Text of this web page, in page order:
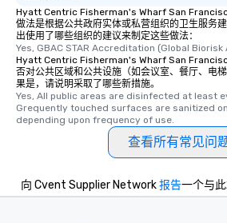
Hyatt Centric Fisherman's Wharf San
做法是根据公共政府实体或私营组织的卫生服务
出使用了哪些组织的建议来制定这些做法：
Yes, GBAC STAR Accreditation (Global
Hyatt Centric Fisherman's Wharf San
否对公共区域和公共设施（如会议室、餐厅、电
果是，请说明采取了哪些新措施。
Yes, All public areas are disinfected at least
Grequently touched surfaces are sanitized
depending upon frequency of use.
查看所有常见问
向 Cvent Supplier Network报告一个与此